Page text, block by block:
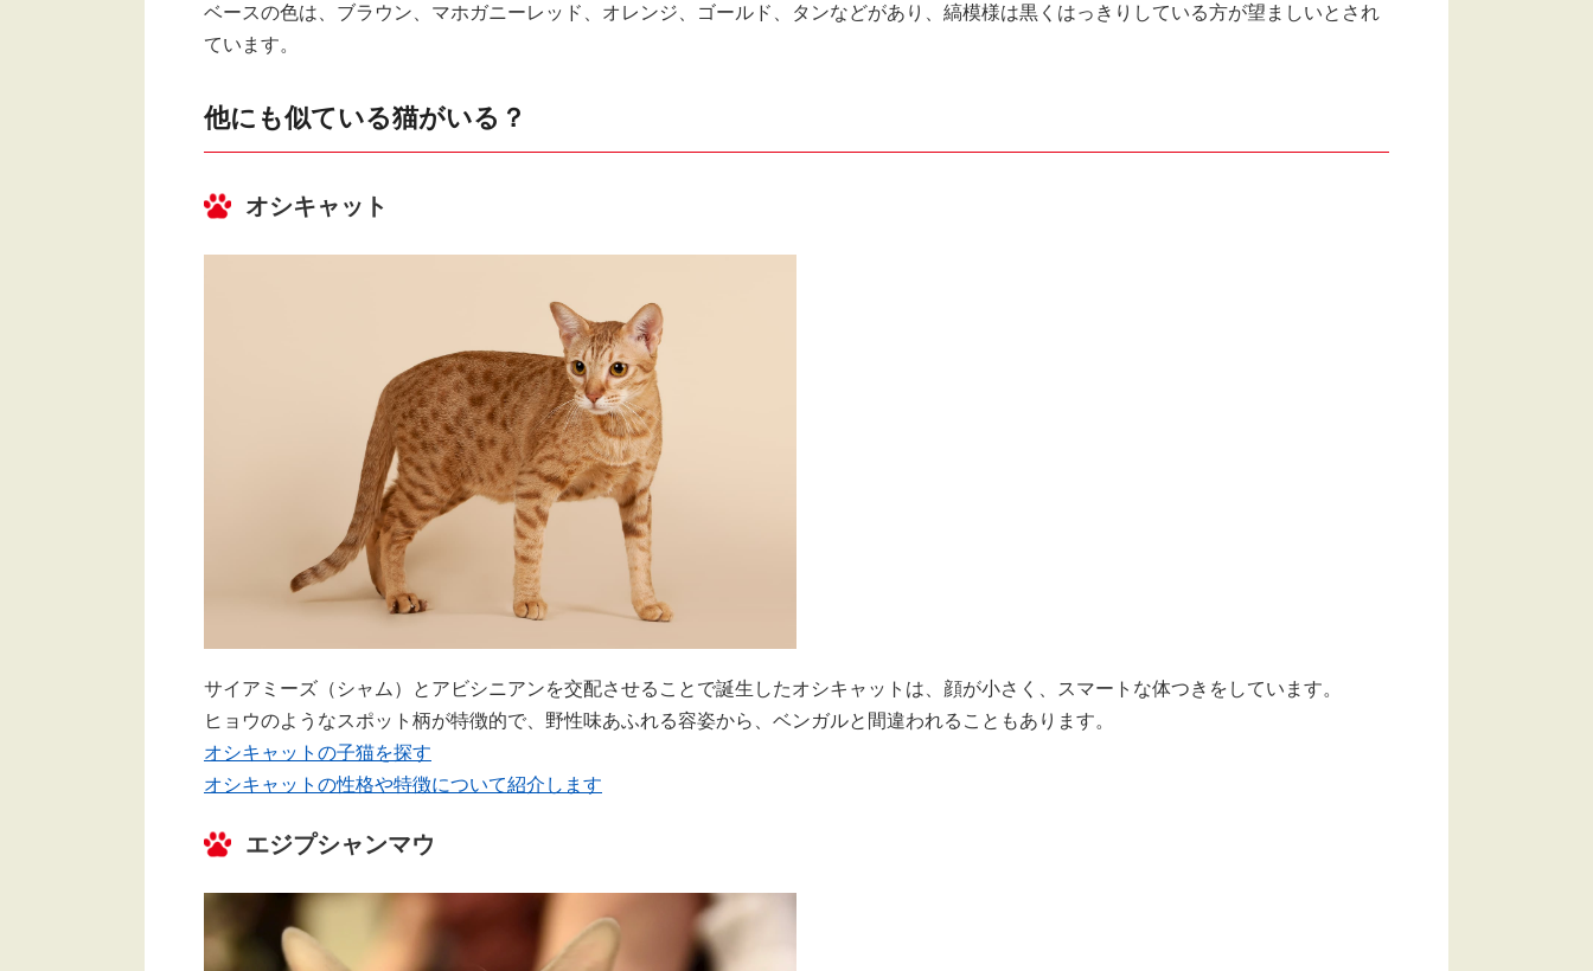
ベースの色は、ブラウン、マホガニーレッド、オレンジ、ゴールド、タンなどがあり、縞模様は黒くはっきりしている方が望ましいとされ
ています。
他にも似ている猫がいる？
オシキャット
サイアミーズ（シャム）とアビシニアンを交配させることで誕生したオシキャットは、顔が小さく、スマートな体つきをしています。
ヒョウのようなスポット柄が特徴的で、野性味あふれる容姿から、ベンガルと間違われることもあります。
オシキャットの子猫を探す
オシキャットの性格や特徴について紹介します
エジプシャンマウ